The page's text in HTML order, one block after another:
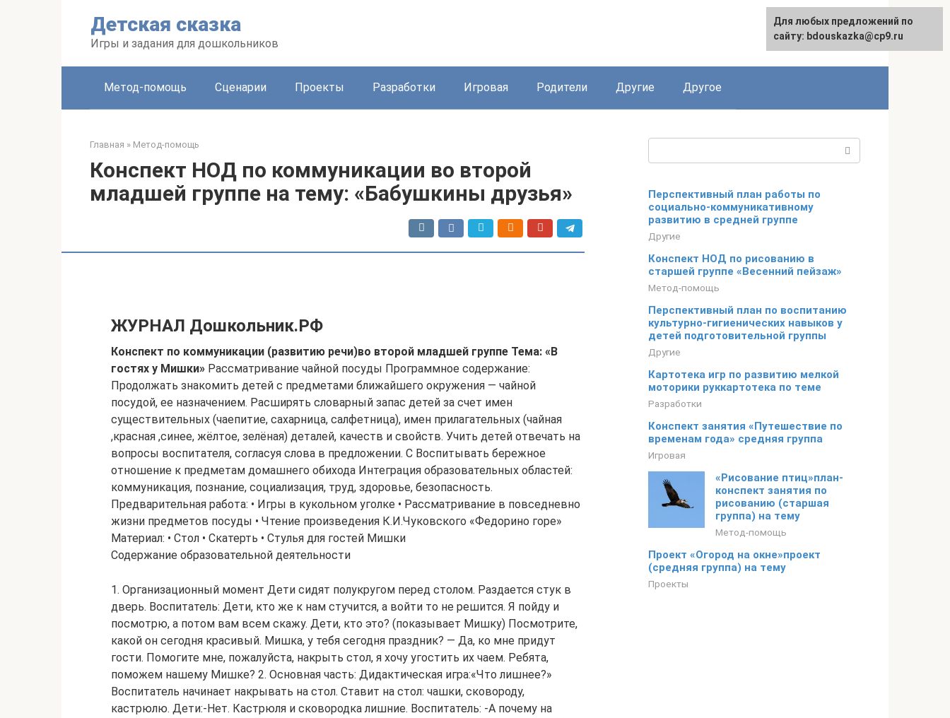
Детская сказка
Игры и задания для дошкольников
Метод-помощь Сценарии Проекты Разработки Игровая Родители Другие Другое
Главная » Метод-помощь
Конспект НОД по коммуникации во второй
младшей группе на тему: «Бабушкины друзья»
ЖУРНАЛ Дошкольник.РФ
Конспект по коммуникации (развитию речи)во второй младшей группе Тема: «В
гостях у Мишки» Рассматривание чайной посуды Программное содержание:
Продолжать знакомить детей с предметами ближайшего окружения — чайной
посудой, ее назначением. Расширять словарный запас детей за счет имен
существительных (чаепитие, сахарница, салфетница), имен прилагательных (чайная
,красная ,синее, жёлтое, зелёная) деталей, качеств и свойств. Учить детей отвечать на
вопросы воспитателя, согласуя слова в предложении. С Воспитывать бережное
отношение к предметам домашнего обихода Интеграция образовательных областей:
коммуникация, познание, социализация, труд, здоровье, безопасность.
Предварительная работа: • Игры в кукольном уголке • Рассматривание в повседневно
жизни предметов посуды • Чтение произведения К.И.Чуковского «Федорино горе»
Материал: • Стол • Скатерть • Стулья для гостей Мишки
Содержание образовательной деятельности
1. Организационный момент Дети сидят полукругом перед столом. Раздается стук в
дверь. Воспитатель: Дети, кто же к нам стучится, а войти то не решится. Я пойду и
посмотрю, а потом вам всем скажу. Дети, кто это? (показывает Мишку) Посмотрите,
какой он сегодня красивый. Мишка, у тебя сегодня праздник? — Да, ко мне придут
гости. Помогите мне, пожалуйста, накрыть стол, я хочу угостить их чаем. Ребята,
поможем нашему Мишке? 2. Основная часть: Дидактическая игра:«Что лишнее?»
Воспитатель начинает накрывать на стол. Ставит на стол: чашки, сковороду,
кастрюлю. Дети:-Нет. Кастрюля и сковородка лишние. Воспитатель: -А почему на
Перспективный план работы по
социально-коммуникативному
развитию в средней группе
Другие
Конспект НОД по рисованию в
старшей группе «Весенний пейзаж»
Метод-помощь
Перспективный план по воспитанию
культурно-гигиенических навыков у
детей подготовительной группы
Другие
Картотека игр по развитию мелкой
моторики руккартотека по теме
Разработки
Конспект занятия «Путешествие по
временам года» средняя группа
Игровая
«Рисование птиц»план-
конспект занятия по
рисованию (старшая
группа) на тему
Метод-помощь
Проект «Огород на окне»проект
(средняя группа) на тему
Проекты
Для любых предложений по
сайту: bdouskazka@cp9.ru